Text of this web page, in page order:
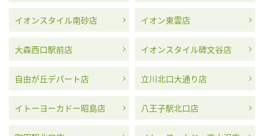
イオンスタイル南砂店 イオン東雲店
大森西口駅前店 イオンスタイル碑文谷店
自由が丘デパート店 立川北口大通り店
イトーヨーカドー昭島店 八王子駅北口店